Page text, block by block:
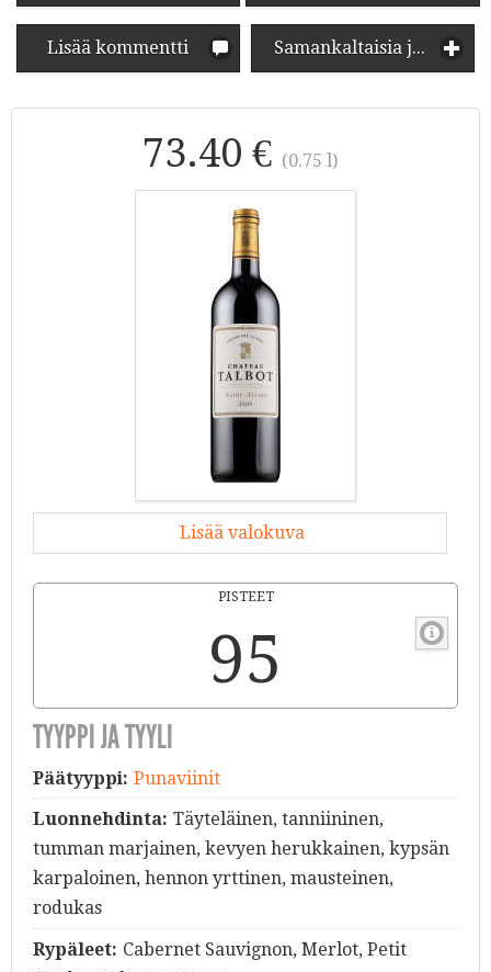
Lisää kommentti Samankaltaisia juomia
73.40 € (0.75 l)
Lisää valokuva
PISTEET
95
TYYPPI JA TYYLI
Päätyyppi: Punaviinit
Luonnehdinta: Täyteläinen, tanniininen,
tumman marjainen, kevyen herukkainen, kypsän
karpaloinen, hennon yrttinen, mausteinen,
rodukas
Rypäleet: Cabernet Sauvignon, Merlot, Petit